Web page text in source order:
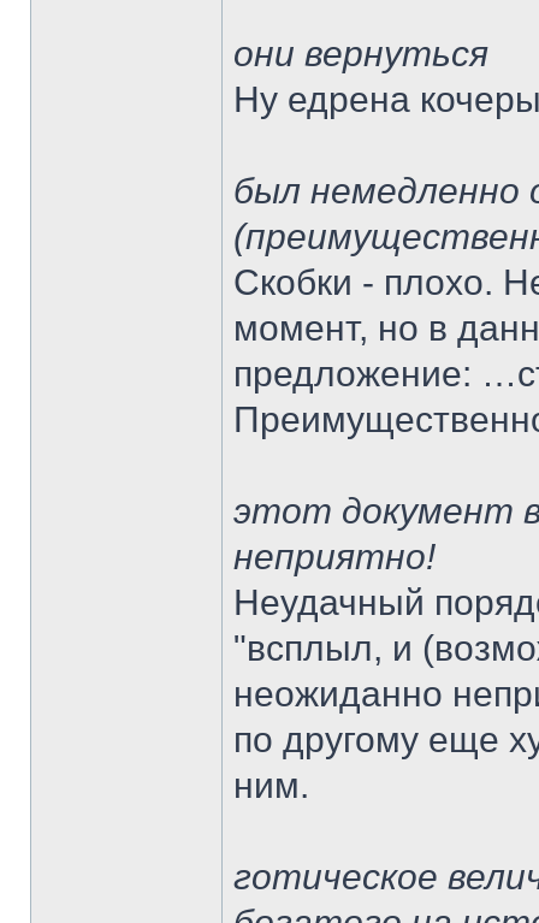
они вернуться
Ну едрена
был немедленно
Скобки - плохо.
момент, но в
предложение:
этот документ
неприятно!
Неудачный
"всплыл, и
неожиданно
по другому еще
ним.
готическое